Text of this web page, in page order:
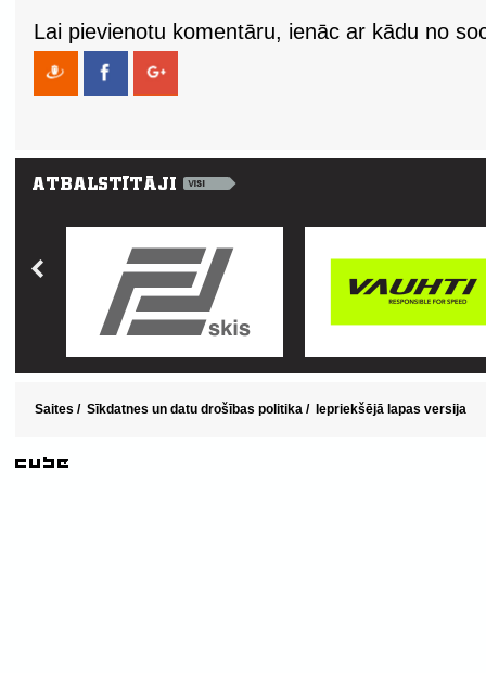
Lai pievienotu komentāru, ienāc ar kādu no
Saites / Sīkdatnes un datu drošības politika / Iepriekšējā lapas versija